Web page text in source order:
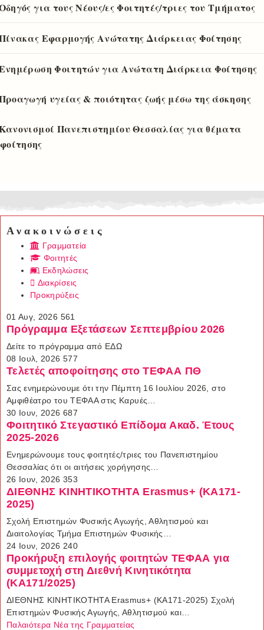
για τους Νέους/ες Φοιτητές/τριες του Τμήματος
Εφαρμογής Ανώτατης Διάρκειας Φοίτησης
Φοιτητών για Ανώτατη Διάρκεια Φοίτησης
υγείας & ποιότητας ζωής μέσω της άσκησης
Πανεπιστημίου Θεσσαλίας για θέματα
φοίτησης
Ανακοινώσεις
Γραμματεία
Φοιτητές
Εκδηλώσεις
Διακρίσεις
Προκηρύξεις
01 Αυγ, 2026 561
Πρόγραμμα Εξετάσεων Σεπτεμβρίου 2026
Δείτε το πρόγραμμα από ΕΔΩ
08 Ιουλ, 2026 577
Τελετές αποφοίτησης στο ΤΕΦΑΑ ΠΘ
Σας ενημερώνουμε ότι την Πέμπτη 16 Ιουλίου 2026, στο
Αμφιθέατρο του ΤΕΦΑΑ στις Καρυές…
30 Ιουν, 2026 687
Φοιτητικό Στεγαστικό Επίδομα Ακαδ. Έτους
2025-2026
Ενημερώνουμε τους φοιτητές/τριες του Πανεπιστημίου
Θεσσαλίας ότι οι αιτήσεις χορήγησης…
26 Ιουν, 2026 353
ΔΙΕΘΝΗΣ ΚΙΝΗΤΙΚΟΤΗΤΑ Erasmus+ (ΚΑ171-
2025)
Σχολή Επιστημών Φυσικής Αγωγής, Αθλητισμού και
Διαιτολογίας Τμήμα Επιστημών Φυσικής…
24 Ιουν, 2026 240
Προκήρυξη επιλογής φοιτητών ΤΕΦΑΑ για
συμμετοχή στη Διεθνή Κινητικότητα
(ΚΑ171/2025)
ΔΙΕΘΝΗΣ ΚΙΝΗΤΙΚΟΤΗΤΑ Erasmus+ (ΚΑ171-2025) Σχολή
Επιστημών Φυσικής Αγωγής, Αθλητισμού και…
Παλαιότερα Νέα της Γραμματείας